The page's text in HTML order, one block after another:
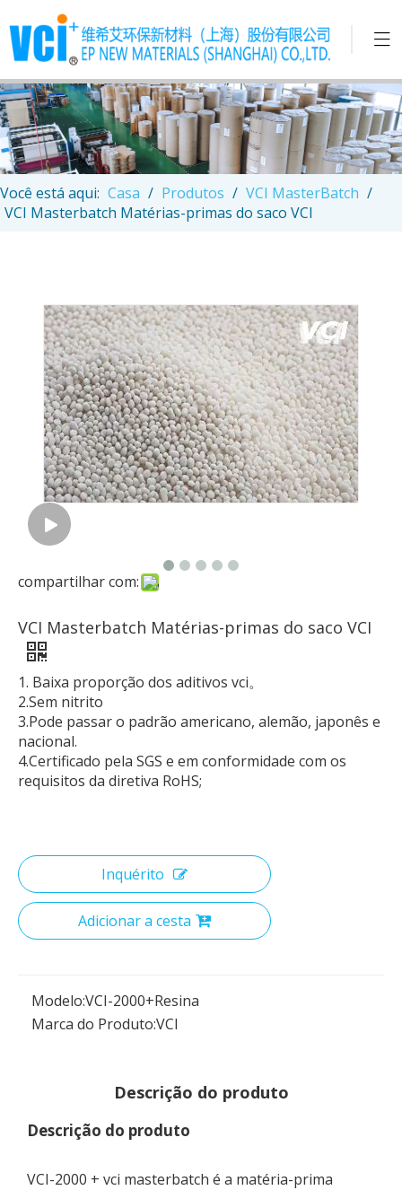
Você está aqui: Casa / Produtos / VCI MasterBatch /
VCI Masterbatch Matérias-primas do saco VCI
compartilhar com:
VCI Masterbatch Matérias-primas do saco VCI
1. Baixa proporção dos aditivos vci。
2.Sem nitrito
3.Pode passar o padrão americano, alemão, japonês e
nacional.
4.Certificado pela SGS e em conformidade com os
requisitos da diretiva RoHS;
Inquérito
Adicionar a cesta
Modelo:VCI-2000+Resina
Marca do Produto:VCI
Descrição do produto
Descrição do produto
VCI-2000 + vci masterbatch é a matéria-prima